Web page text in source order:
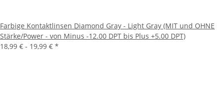
Farbige Kontaktlinsen Diamond Gray - Light Gray (MIT und OHNE
Stärke/Power - von Minus -12.00 DPT bis Plus +5.00 DPT)
18,99 € - 19,99 € *